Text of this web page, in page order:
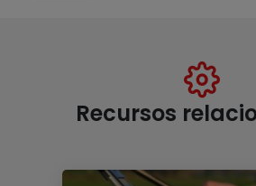
Recursos